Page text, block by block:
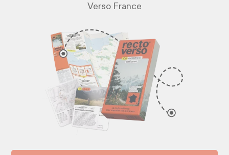
Verso France